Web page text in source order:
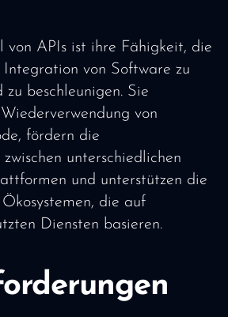
von APIs ist ihre Fähigkeit, die
von Software zu
beschleunigen. Sie
von
fördern die
unterschiedlichen
und unterstützen die
die auf
Diensten basieren.